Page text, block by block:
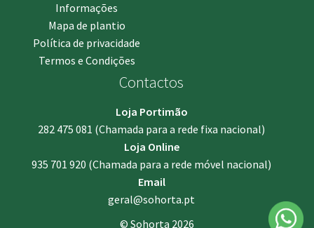
Informações
Mapa de plantio
Política de privacidade
Termos e Condições
Contactos
Loja Portimão
282 475 081 (Chamada para a rede fixa nacional)
Loja Online
935 701 920 (Chamada para a rede móvel nacional)
Email
geral@sohorta.pt
© Sohorta 2026